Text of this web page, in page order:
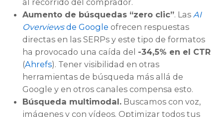
al recorrido del comprador.
Aumento de búsquedas “zero clic”. Las AI
Overviewsde Google ofrecen respuestas
directas en las SERPs y este tipo de formatos
ha provocado una caída del -34,5% en el CTR
(Ahrefs). Tener visibilidad en otras
herramientas de búsqueda más allá de
Google y en otros canales compensa esto.
Búsqueda multimodal.Buscamos con voz,
imágenes y con vídeos. Optimizar todos tus